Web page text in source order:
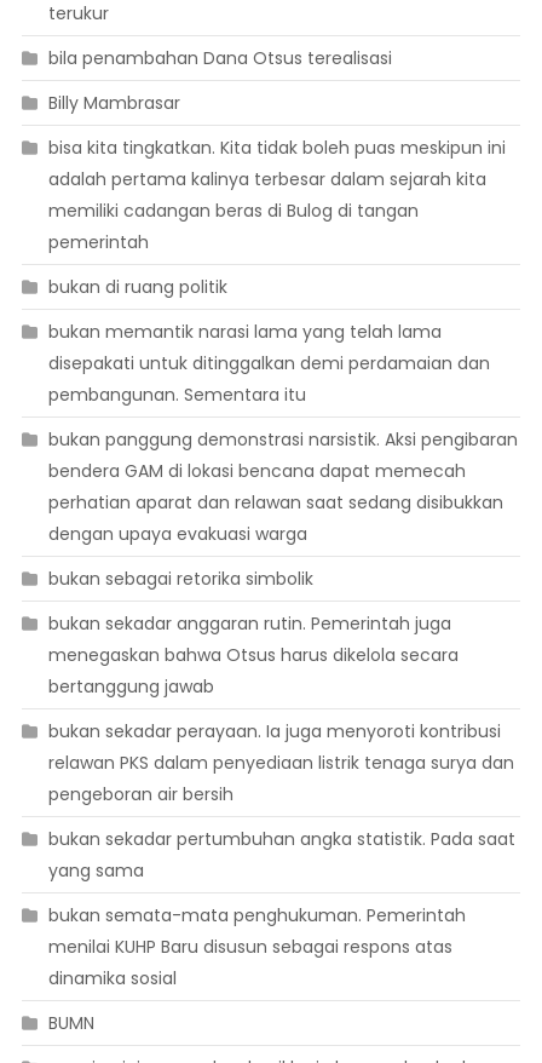
terukur
bila penambahan Dana Otsus terealisasi
Billy Mambrasar
bisa kita tingkatkan. Kita tidak boleh puas meskipun ini
adalah pertama kalinya terbesar dalam sejarah kita
memiliki cadangan beras di Bulog di tangan
pemerintah
bukan di ruang politik
bukan memantik narasi lama yang telah lama
disepakati untuk ditinggalkan demi perdamaian dan
pembangunan. Sementara itu
bukan panggung demonstrasi narsistik. Aksi pengibaran
bendera GAM di lokasi bencana dapat memecah
perhatian aparat dan relawan saat sedang disibukkan
dengan upaya evakuasi warga
bukan sebagai retorika simbolik
bukan sekadar anggaran rutin. Pemerintah juga
menegaskan bahwa Otsus harus dikelola secara
bertanggung jawab
bukan sekadar perayaan. Ia juga menyoroti kontribusi
relawan PKS dalam penyediaan listrik tenaga surya dan
pengeboran air bersih
bukan sekadar pertumbuhan angka statistik. Pada saat
yang sama
bukan semata-mata penghukuman. Pemerintah
menilai KUHP Baru disusun sebagai respons atas
dinamika sosial
BUMN